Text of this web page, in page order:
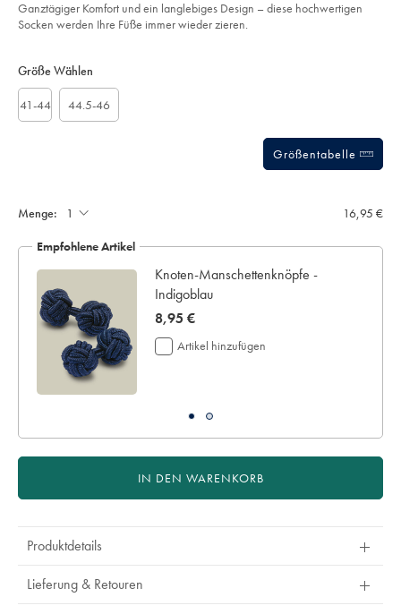
-
marineblau/ACK0415NAV.html?
sourceCode=dmdefault
Ganztägiger Komfort und ein langlebiges Design – diese hochwertigen
Socken werden Ihre Füße immer wieder zieren.
Actions
cart
Größe Wählen
41-44 44.5-46
Größentabelle
Menge: 16,95 €
Empfohlene Artikel
Knoten-Manschettenknöpfe -
Indigoblau
now
8,95
€
8,95 €
Artikel hinzufügen
IN DEN WARENKORB
Produktdetails
Lieferung & Retouren